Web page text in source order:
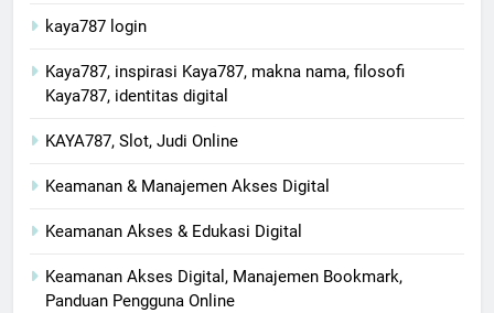
kaya787 login
Kaya787, inspirasi Kaya787, makna nama, filosofi
Kaya787, identitas digital
KAYA787, Slot, Judi Online
Keamanan & Manajemen Akses Digital
Keamanan Akses & Edukasi Digital
Keamanan Akses Digital, Manajemen Bookmark,
Panduan Pengguna Online